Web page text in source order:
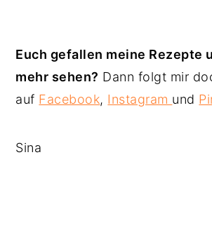
Euch gefallen meine Rezepte
mehr sehen? Dann folgt mir
auf Facebook, Instagram und
Sina